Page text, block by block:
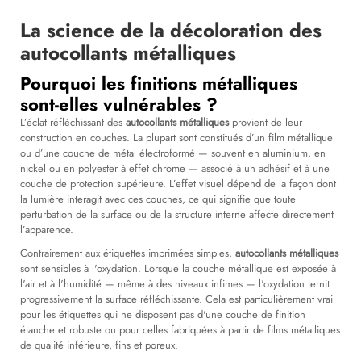
La science de la décoloration des
autocollants métalliques
Pourquoi les finitions métalliques
sont-elles vulnérables ?
L’éclat réfléchissant des autocollants métalliques provient de leur
construction en couches. La plupart sont constitués d’un film métallique
ou d’une couche de métal électroformé — souvent en aluminium, en
nickel ou en polyester à effet chrome — associé à un adhésif et à une
couche de protection supérieure. L’effet visuel dépend de la façon dont
la lumière interagit avec ces couches, ce qui signifie que toute
perturbation de la surface ou de la structure interne affecte directement
l’apparence.
Contrairement aux étiquettes imprimées simples, autocollants métalliques
sont sensibles à l'oxydation. Lorsque la couche métallique est exposée à
l'air et à l'humidité — même à des niveaux infimes — l'oxydation ternit
progressivement la surface réfléchissante. Cela est particulièrement vrai
pour les étiquettes qui ne disposent pas d'une couche de finition
étanche et robuste ou pour celles fabriquées à partir de films métalliques
de qualité inférieure, fins et poreux.